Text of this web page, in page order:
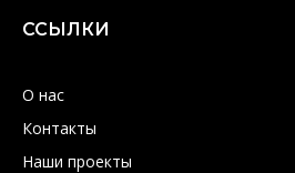
ССЫЛКИ
О нас
Контакты
Наши проекты